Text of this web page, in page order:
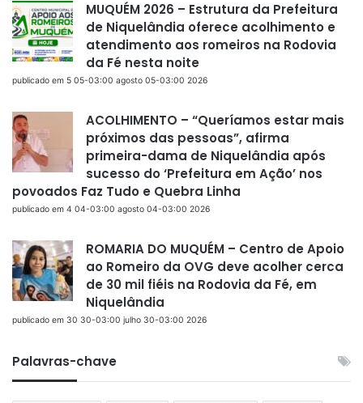
MUQUÉM 2026 – Estrutura da Prefeitura
de Niquelândia oferece acolhimento e
atendimento aos romeiros na Rodovia
da Fé nesta noite
publicado em 5 05-03:00 agosto 05-03:00 2026
ACOLHIMENTO – “Queríamos estar mais
próximos das pessoas”, afirma
primeira-dama de Niquelândia após
sucesso do ‘Prefeitura em Ação’ nos
povoados Faz Tudo e Quebra Linha
publicado em 4 04-03:00 agosto 04-03:00 2026
ROMARIA DO MUQUÉM – Centro de Apoio
ao Romeiro da OVG deve acolher cerca
de 30 mil fiéis na Rodovia da Fé, em
Niquelândia
publicado em 30 30-03:00 julho 30-03:00 2026
Palavras-chave